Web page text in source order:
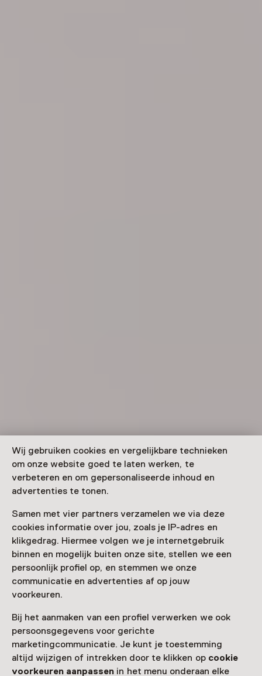
Wij gebruiken cookies en vergelijkbare technieken
om onze website goed te laten werken, te
verbeteren en om gepersonaliseerde inhoud en
advertenties te tonen.
Samen met vier partners verzamelen we via deze
cookies informatie over jou, zoals je IP-adres en
klikgedrag. Hiermee volgen we je internetgebruik
binnen en mogelijk buiten onze site, stellen we een
persoonlijk profiel op, en stemmen we onze
communicatie en advertenties af op jouw
voorkeuren.
Bij het aanmaken van een profiel verwerken we ook
persoonsgegevens voor gerichte
marketingcommunicatie. Je kunt je toestemming
altijd wijzigen of intrekken door te klikken op cookie
voorkeuren aanpassen in het menu onderaan elke